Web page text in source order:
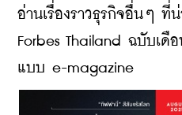
อ่านเรื่องราวธุรกิจอื่นๆ ที่
Forbes Thailand ฉบับเดื
แบบ e-magazine